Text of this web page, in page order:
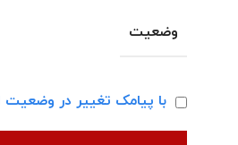
وضعیت
با پیامک تغییر در وضعیت